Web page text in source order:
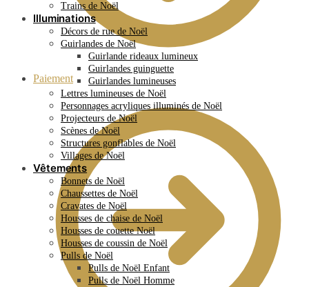
Paiement
Trains de Noël
Illuminations
Décors de rue de Noël
Guirlandes de Noël
Guirlande rideaux lumineux
Guirlandes guinguette
Guirlandes lumineuses
Lettres lumineuses de Noël
Personnages acryliques illuminés de Noël
Projecteurs de Noël
Scènes de Noël
Structures gonflables de Noël
Villages de Noël
Vêtements
Bonnets de Noël
Chaussettes de Noël
Cravates de Noël
Housses de chaise de Noël
Housses de couette Noël
Housses de coussin de Noël
Pulls de Noël
Pulls de Noël Enfant
Pulls de Noël Homme